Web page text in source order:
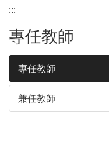
:::
專任教師
專任教師
兼任教師